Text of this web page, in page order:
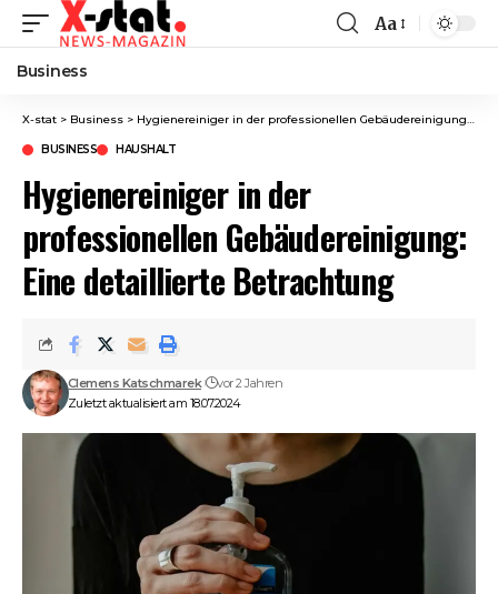
Font
Aa
Business
X-stat > Business > Hygienereiniger in der professionellen Gebäudereinigung: Eine detaillierte Betrachtung
BUSINESS HAUSHALT
Hygienereiniger in der
professionellen Gebäudereinigung:
Eine detaillierte Betrachtung
Zuletzt aktualisiert am 18.07.2024
Clemens Katschmarek vor 2 Jahren